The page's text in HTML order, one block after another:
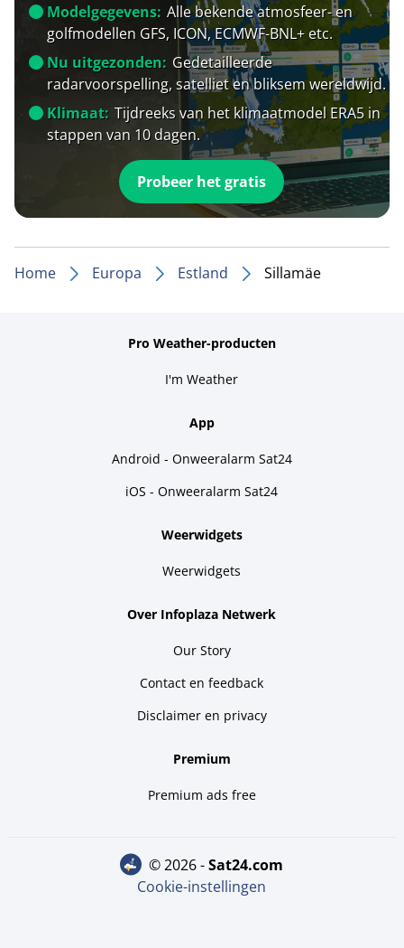
Modelgegevens: Alle bekende atmosfeer- en
golfmodellen GFS, ICON, ECMWF-BNL+ etc.
Nu uitgezonden: Gedetailleerde
radarvoorspelling, satelliet en bliksem wereldwijd.
Klimaat: Tijdreeks van het klimaatmodel ERA5 in
stappen van 10 dagen.
Probeer het gratis
Home Europa Estland Sillamäe
Pro Weather-producten
I'm Weather
App
Android - Onweeralarm Sat24
iOS - Onweeralarm Sat24
Weerwidgets
Weerwidgets
Over Infoplaza Netwerk
Our Story
Contact en feedback
Disclaimer en privacy
Premium
Premium ads free
© 2026 - sat24.com
Cookie-instellingen